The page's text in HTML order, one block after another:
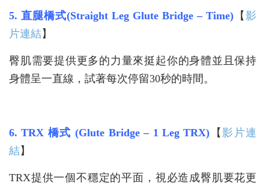
5. 直腿橋式(Straight Leg Glute Bridge – Time) 【影
片連結 】
臀肌需要提供更多的力量來挺起你的身體並且保持
身體呈一直線，試著每次停留30秒的時間。
6. TRX 橋式 (Glute Bridge – 1 Leg TRX) 【影片連
結 】
TRX提供一個不穩定的平面，視必造成臀肌要花更